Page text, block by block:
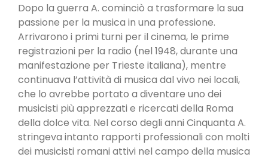
Dopo la guerra A. cominciò a trasformare la sua
passione per la musica in una professione.
Arrivarono i primi turni per il cinema, le prime
registrazioni per la radio (nel 1948, durante una
manifestazione per Trieste italiana), mentre
continuava l’attività di musica dal vivo nei locali,
che lo avrebbe portato a diventare uno dei
musicisti più apprezzati e ricercati della Roma
della dolce vita. Nel corso degli anni Cinquanta A.
stringeva intanto rapporti professionali con molti
dei musicisti romani attivi nel campo della musica